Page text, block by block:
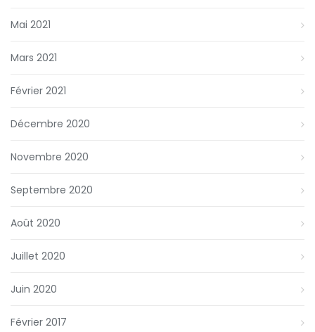
Mai 2021
Mars 2021
Février 2021
Décembre 2020
Novembre 2020
Septembre 2020
Août 2020
Juillet 2020
Juin 2020
Février 2017